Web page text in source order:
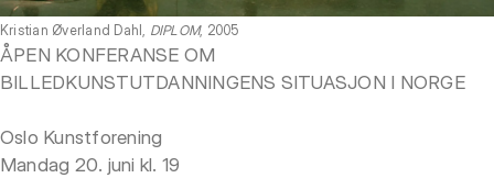
Kristian Øverland Dahl, DIPLOM, 2005
ÅPEN KONFERANSE OM
BILLEDKUNSTUTDANNINGENS SITUASJON I NORGE
Oslo Kunstforening
Mandag 20. juni kl. 19